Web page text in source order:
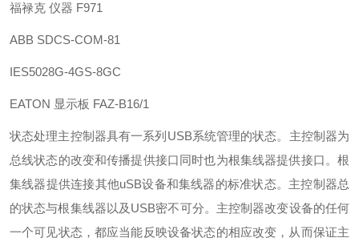
福禄克 仪器 F971
ABB SDCS-COM-81
IES5028G-4GS-8GC
EATON 显示板 FAZ-B16/1
状态处理主控制器具有一系列USB系统管理的状态。主控制器为
总线状态的改变和传播提供接口同时也为根集线器提供接口。根
集线器提供连接其他uSB设备和集线器的标准状态。主控制器总
的状态与根集线器以及USB密不可分。主控制器改变设备的任何
一个可见状态，都应当能反映设备状态的相应改变，从而保证主